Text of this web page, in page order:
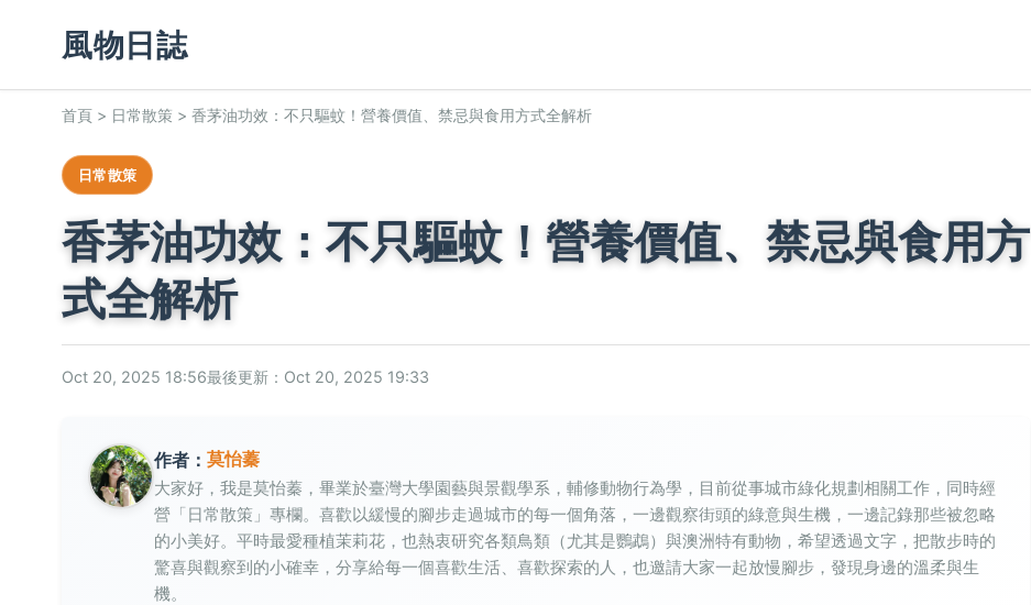
風物日誌
首頁 > 日常散策 > 香茅油功效：不只驅蚊！營養價值、禁忌與食用方式全解析
日常散策
香茅油功效：不只驅蚊！營養價值、禁忌與食用方
式全解析
Oct 20, 2025 18:56最後更新：Oct 20, 2025 19:33
作者： 莫怡蓁
大家好，我是莫怡蓁，畢業於臺灣大學園藝與景觀學系，輔修動物行為學，目前從事城市綠化規劃相關工作，同時經
營「日常散策」專欄。喜歡以緩慢的腳步走過城市的每一個角落，一邊觀察街頭的綠意與生機，一邊記錄那些被忽略
的小美好。平時最愛種植茉莉花，也熱衷研究各類鳥類（尤其是鸚鵡）與澳洲特有動物，希望透過文字，把散步時的
驚喜與觀察到的小確幸，分享給每一個喜歡生活、喜歡探索的人，也邀請大家一起放慢腳步，發現身邊的溫柔與生
機。